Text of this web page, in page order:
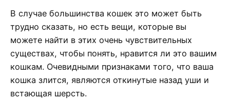
В случае большинства кошек это может быть
трудно сказать, но есть вещи, которые вы
можете найти в этих очень чувствительных
существах, чтобы понять, нравится ли это вашим
кошкам. Очевидными признаками того, что ваша
кошка злится, являются откинутые назад уши и
встающая шерсть.